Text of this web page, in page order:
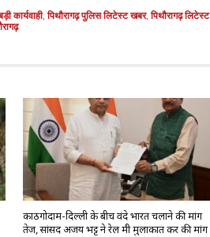
कार्यवाही,पिथौरागढ़ पुलिस लिटेस्ट खबर,पिथौरागढ़ लिटेस्ट
काठगोदाम-दिल्ली के बीच वंदे भारत चलाने की मांग
तेज, सांसद अजय भट्ट ने रेल मंत्री मुलाकात कर की मांग